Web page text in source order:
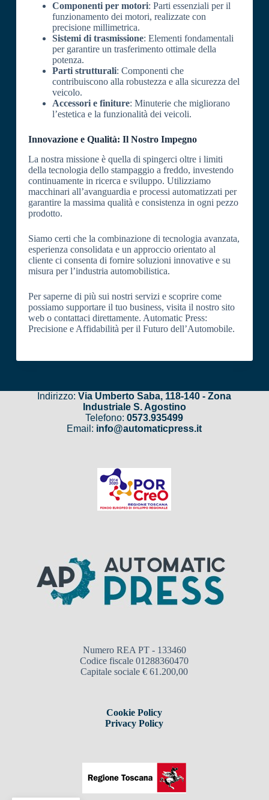
Componenti per motori: Parti essenziali per il
funzionamento dei motori, realizzate con
precisione millimetrica.
Sistemi di trasmissione: Elementi fondamentali
per garantire un trasferimento ottimale della
potenza.
Parti strutturali: Componenti che
contribuiscono alla robustezza e alla sicurezza del
veicolo.
Accessori e finiture: Minuterie che migliorano
l’estetica e la funzionalità dei veicoli.
Innovazione e Qualità: Il Nostro Impegno
La nostra missione è quella di spingerci oltre i limiti
della tecnologia dello stampaggio a freddo, investendo
continuamente in ricerca e sviluppo. Utilizziamo
macchinari all’avanguardia e processi automatizzati per
garantire la massima qualità e consistenza in ogni pezzo
prodotto.
Siamo certi che la combinazione di tecnologia avanzata,
esperienza consolidata e un approccio orientato al
cliente ci consenta di fornire soluzioni innovative e su
misura per l’industria automobilistica.
Per saperne di più sui nostri servizi e scoprire come
possiamo supportare il tuo business, visita il nostro sito
web o contattaci direttamente. Automatic Press:
Precisione e Affidabilità per il Futuro dell’Automobile.
Indirizzo:Via Umberto Saba, 118-140 - Zona
Industriale S. Agostino
Telefono:0573.935499
Email: info@automaticpress.it
Numero REA PT - 133460
Codice fiscale 01288360470
Capitale sociale € 61.200,00
Cookie Policy
Privacy Policy